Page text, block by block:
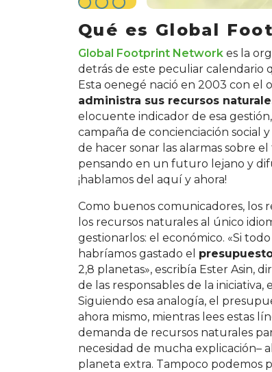
Qué es Global
Global Footprint Network es la
detrás de este peculiar calendario
Esta oenegé nació en 2003 con el
administra sus recursos
elocuente indicador de esa gestión,
campaña de concienciación social
de hacer sonar las alarmas sobre
pensando en un futuro lejano y
¡hablamos del aquí y ahora!
Como buenos comunicadores, los
los recursos naturales al único
gestionarlos: el económico. «Si
habríamos gastado el
2,8 planetas», escribía Ester Asin,
de las responsables de la
Siguiendo esa analogía, el
ahora mismo, mientras lees estas
demanda de recursos naturales
necesidad de mucha explicación–
planeta extra. Tampoco podemos